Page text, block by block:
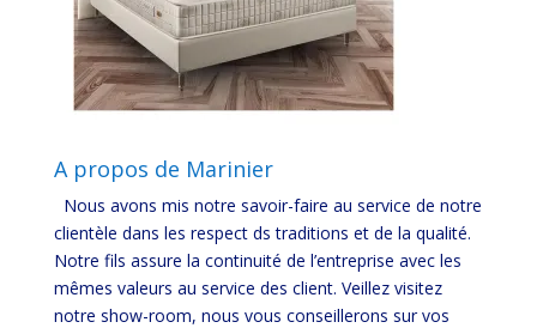
A propos de Marinier
Nous avons mis notre savoir-faire au service de notre
clientèle dans les respect ds traditions et de la qualité.
Notre fils assure la continuité de l’entreprise avec les
mêmes valeurs au service des client. Veillez visitez
notre show-room, nous vous conseillerons sur vos